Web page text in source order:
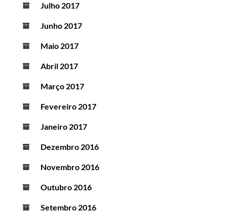
Julho 2017
Junho 2017
Maio 2017
Abril 2017
Março 2017
Fevereiro 2017
Janeiro 2017
Dezembro 2016
Novembro 2016
Outubro 2016
Setembro 2016